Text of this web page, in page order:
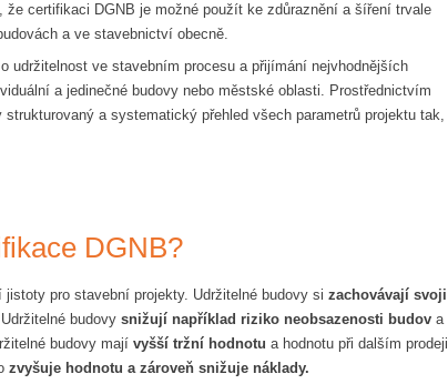
certifikaci DGNB je možné použít ke zdůraznění a šíření trvale
a ve stavebnictví obecně.
udržitelnost ve stavebním procesu a přijímání nejvhodnějších
a jedinečné budovy nebo městské oblasti. Prostřednictvím
a systematický přehled všech parametrů projektu tak,
DGNB?
pro stavební projekty. Udržitelné budovy si zachovávají svoji
budovy snižují například riziko neobsazenosti budova
budovy mají vyšší tržní hodnotu a hodnotu při dalším prodeji
zvyšuje hodnotu a zároveň snižuje náklady.